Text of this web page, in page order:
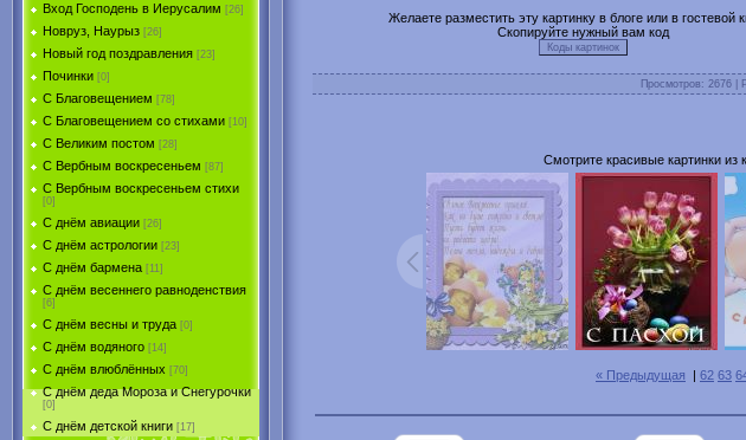
Вход Господень в Иерусалим [26]
Новруз, Наурыз [26]
Новый год поздравления [23]
Починки [0]
С Благовещением [78]
С Благовещением со стихами [10]
С Великим постом [28]
С Вербным воскресеньем [87]
С Вербным воскресеньем стихи
[0]
С днём авиации [26]
С днём астрологии [23]
С днём бармена [11]
С днём весеннего равноденствия
[6]
С днём весны и труда [0]
С днём водяного [14]
С днём влюблённых [70]
С днём деда Мороза и Снегурочки
[0]
С днём детской книги [17]
Желаете разместить эту картинку в блоге или в гостевой
Скопируйте нужный вам код
Просмотров: 2676 |
Смотрите красивые картинки из
« Предыдущая | 62 63